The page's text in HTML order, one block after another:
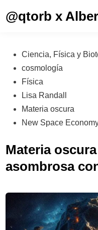
@qtorb x
Publicado
en
Ciencia, Física y
cosmología
Física
Lisa Randall
Materia oscura
New Space
Materia
asombrosa